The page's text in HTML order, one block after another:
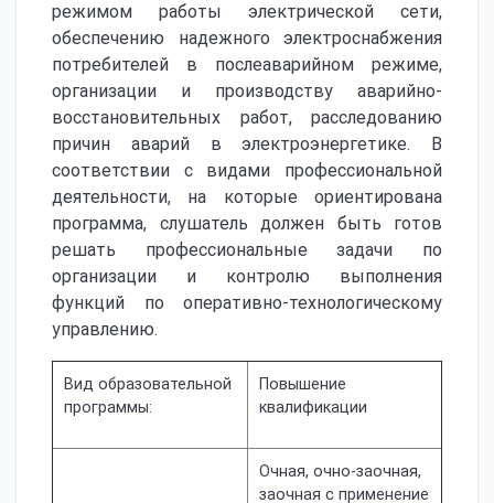
режимом работы электрической сети,
обеспечению надежного электроснабжения
потребителей в послеаварийном режиме,
организации и производству аварийно-
восстановительных работ, расследованию
причин аварий в электроэнергетике. В
соответствии с видами профессиональной
деятельности, на которые ориентирована
программа, слушатель должен быть готов
решать профессиональные задачи по
организации и контролю выполнения
функций по оперативно-технологическому
управлению.
Вид образовательной
программы:
Повышение
квалификации
Очная, очно-заочная,
заочная с применение